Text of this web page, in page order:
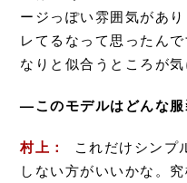
ージっぽい雰囲気があ
レてるなって思ったん
なりと似合うところが気
—このモデルはどんな服
村上：
これだけシンプ
しない方がいいかな。